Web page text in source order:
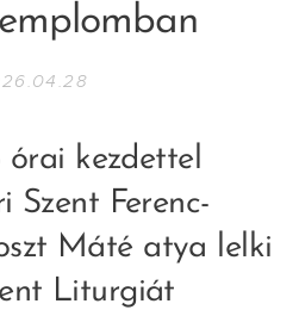
órai kezdettel
Szent Ferenc-
Máté atya lelki
Liturgiát